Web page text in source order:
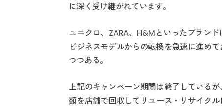
に深く受け継がれています。
ユニクロ、ZARA、H&Mといったブラン
ビジネスモデルからの転換を急速に進め
つつある。
上記のキャンペーン期間は終了している
類を店舗で回収してリユース・リサイク